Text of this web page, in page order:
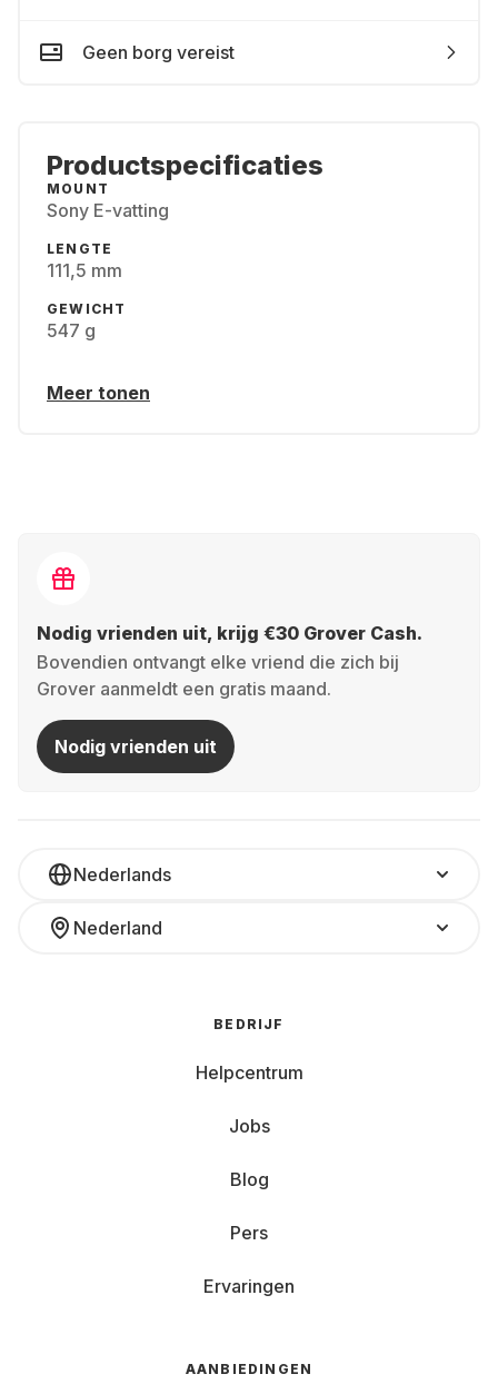
Geen borg vereist
Productspecificaties
MOUNT
Sony E-vatting
LENGTE
111,5 mm
GEWICHT
547 g
Meer tonen
Nodig vrienden uit, krijg €30 Grover Cash.
Bovendien ontvangt elke vriend die zich bij
Grover aanmeldt een gratis maand.
Nodig vrienden uit
Nederlands
Nederland
BEDRIJF
Helpcentrum
Jobs
Blog
Pers
Ervaringen
AANBIEDINGEN